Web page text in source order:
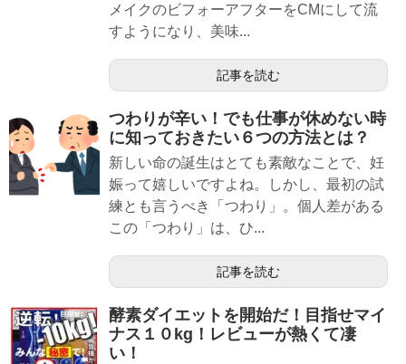
メイクのビフォーアフターをCMにして流
すようになり、美味...
記事を読む
つわりが辛い！でも仕事が休めない時
に知っておきたい６つの方法とは？
新しい命の誕生はとても素敵なことで、妊
娠って嬉しいですよね。しかし、最初の試
練とも言うべき「つわり」。個人差がある
この「つわり」は、ひ...
記事を読む
酵素ダイエットを開始だ！目指せマイ
ナス１０kg！レビューが熱くて凄
い！